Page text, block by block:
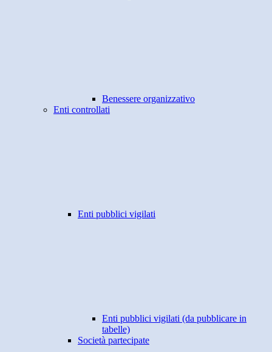
Benessere organizzativo
Enti controllati
Enti pubblici vigilati
Enti pubblici vigilati (da pubblicare in
tabelle)
Società partecipate